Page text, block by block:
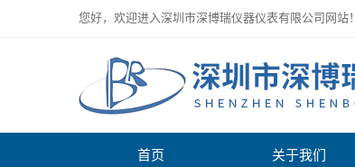
您好，欢迎进入深圳市深博瑞仪器仪表有限公司网站！
首页 关于我们